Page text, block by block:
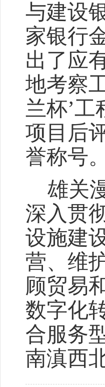
与建设
家银行
出了应
地考察
兰杯’
项目后
誉称号。
雄关
深入贯
设施建
营、维
顾贸易
数字化
合服务
南滇西